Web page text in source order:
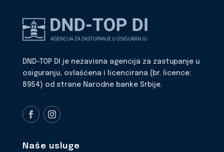
DND-TOP DI je nezavisna agencija za zastupanje u
osiguranju, ovlašćena i licencirana (br. licence:
8954) od strane Narodne banke Srbije.
Naše usluge